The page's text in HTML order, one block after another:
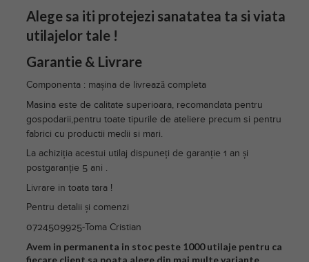
Alege sa iti protejezi sanatatea ta si viata
utilajelor tale !
Garantie & Livrare
Componenta : mașina de livrează completa
Masina este de calitate superioara, recomandata pentru
gospodarii,pentru toate tipurile de ateliere precum si pentru
fabrici cu productii medii si mari.
La achiziția acestui utilaj dispuneți de garanție 1 an și
postgaranție 5 ani .
Livrare in toata tara !
Pentru detalii și comenzi
0724509925-Toma Cristian
Avem in permanenta in stoc peste 1000 utilaje pentru ca